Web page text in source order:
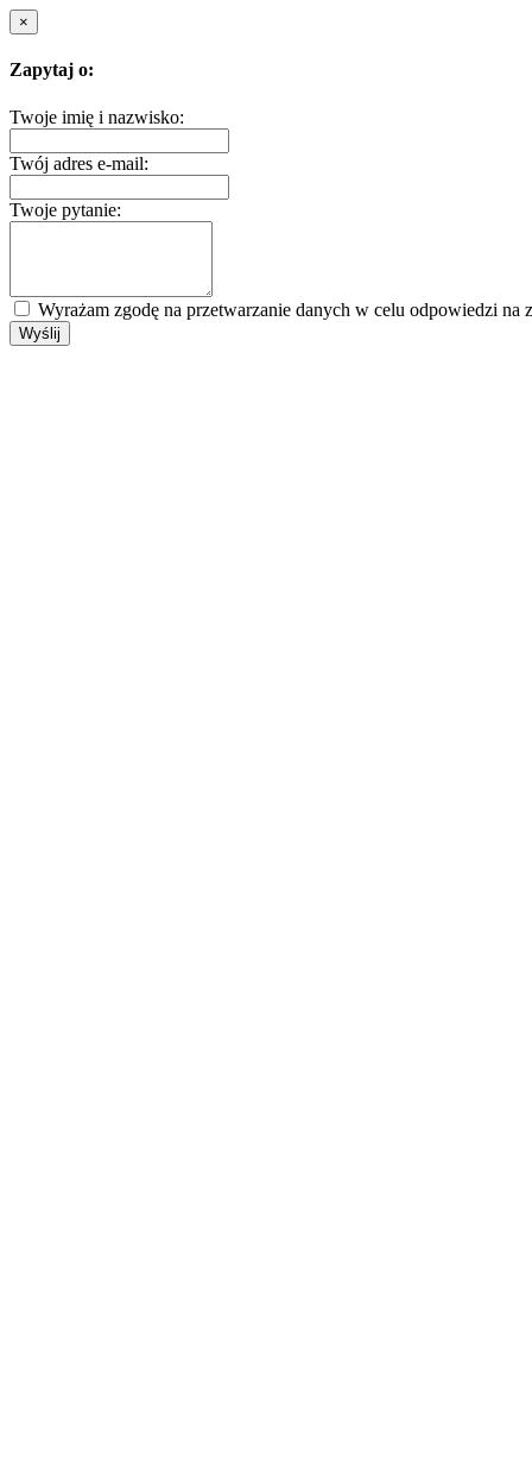
×
Zapytaj o:
Twoje imię i nazwisko:
Twój adres e-mail:
Twoje pytanie:
Wyrażam zgodę na przetwarzanie danych w celu odpowiedzi na
Wyślij